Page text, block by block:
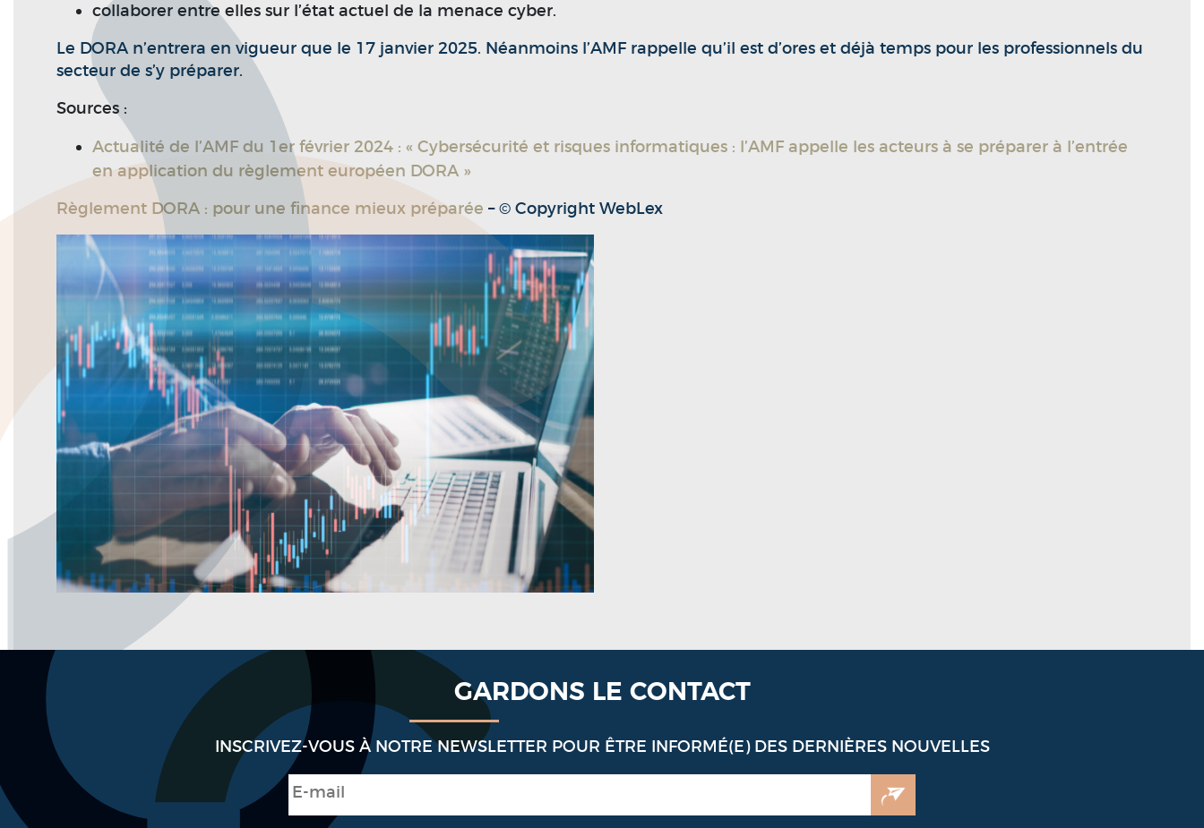
collaborer entre elles sur l’état actuel de la menace cyber.
Le DORA n’entrera en vigueur que le 17 janvier 2025. Néanmoins l’AMF rappelle qu’il est d’ores et déjà temps pour les professionnels du
secteur de s’y préparer.
Sources :
Actualité de l’AMF du 1er février 2024 : « Cybersécurité et risques informatiques : l’AMF appelle les acteurs à se préparer à l’entrée
en application du règlement européen DORA »
Règlement DORA : pour une finance mieux préparée – © Copyright WebLex
GARDONS LE CONTACT
INSCRIVEZ-VOUS À NOTRE NEWSLETTER POUR ÊTRE INFORMÉ(E) DES DERNIÈRES NOUVELLES
E-mail